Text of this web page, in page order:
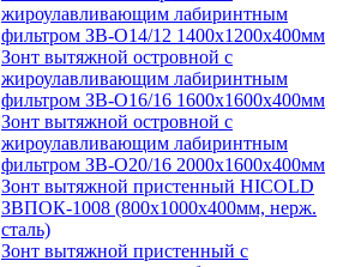
жироулавливающим лабиринтным
фильтром ЗВ-О14/12 1400х1200х400мм
Зонт вытяжной островной с
жироулавливающим лабиринтным
фильтром ЗВ-О16/16 1600х1600х400мм
Зонт вытяжной островной с
жироулавливающим лабиринтным
фильтром ЗВ-О20/16 2000х1600х400мм
Зонт вытяжной пристенный HICOLD
ЗВПОК-1008 (800х1000х400мм, нерж.
сталь)
Зонт вытяжной пристенный с